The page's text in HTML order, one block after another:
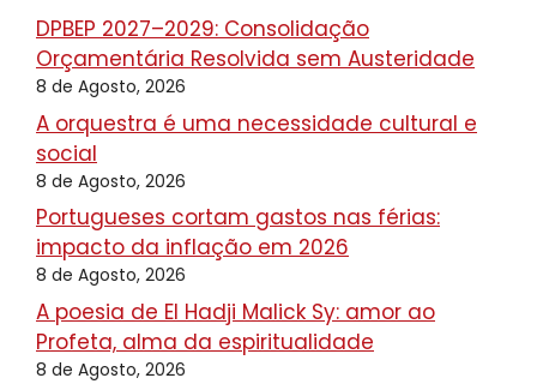
DPBEP 2027–2029: Consolidação
Orçamentária Resolvida sem Austeridade
8 de Agosto, 2026
A orquestra é uma necessidade cultural e
social
8 de Agosto, 2026
Portugueses cortam gastos nas férias:
impacto da inflação em 2026
8 de Agosto, 2026
A poesia de El Hadji Malick Sy: amor ao
Profeta, alma da espiritualidade
8 de Agosto, 2026